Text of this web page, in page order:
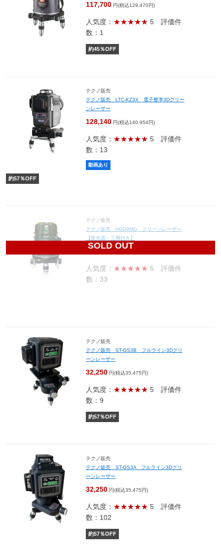
117,700 円(税込129,470円)
人気度： ★★★★★ 5 評価件
数：1
約45％OFF
テクノ販売
テクノ販売 LTC-KZ3X 電子整準3Dグリー
ンレーザー
128,140 円(税込140,954円)
人気度： ★★★★★ 5 評価件
数：13
動画あり
約57％OFF
SOLD OUT
テクノ販売
テクノ販売 HGD9MG グリーンレーザー
【受光器・三脚付き】
73,450
人気度： ★★★★★ 5 評価件
数：33
テクノ販売
テクノ販売 ST-GS3B フルライン3Dグリ
ーンレーザー
32,250 円(税込35,475円)
人気度： ★★★★★ 5 評価件
数：9
約57％OFF
テクノ販売
テクノ販売 ST-GS3A フルライン3Dグリ
ーンレーザー
32,250 円(税込35,475円)
人気度： ★★★★★ 5 評価件
数：102
約57％OFF